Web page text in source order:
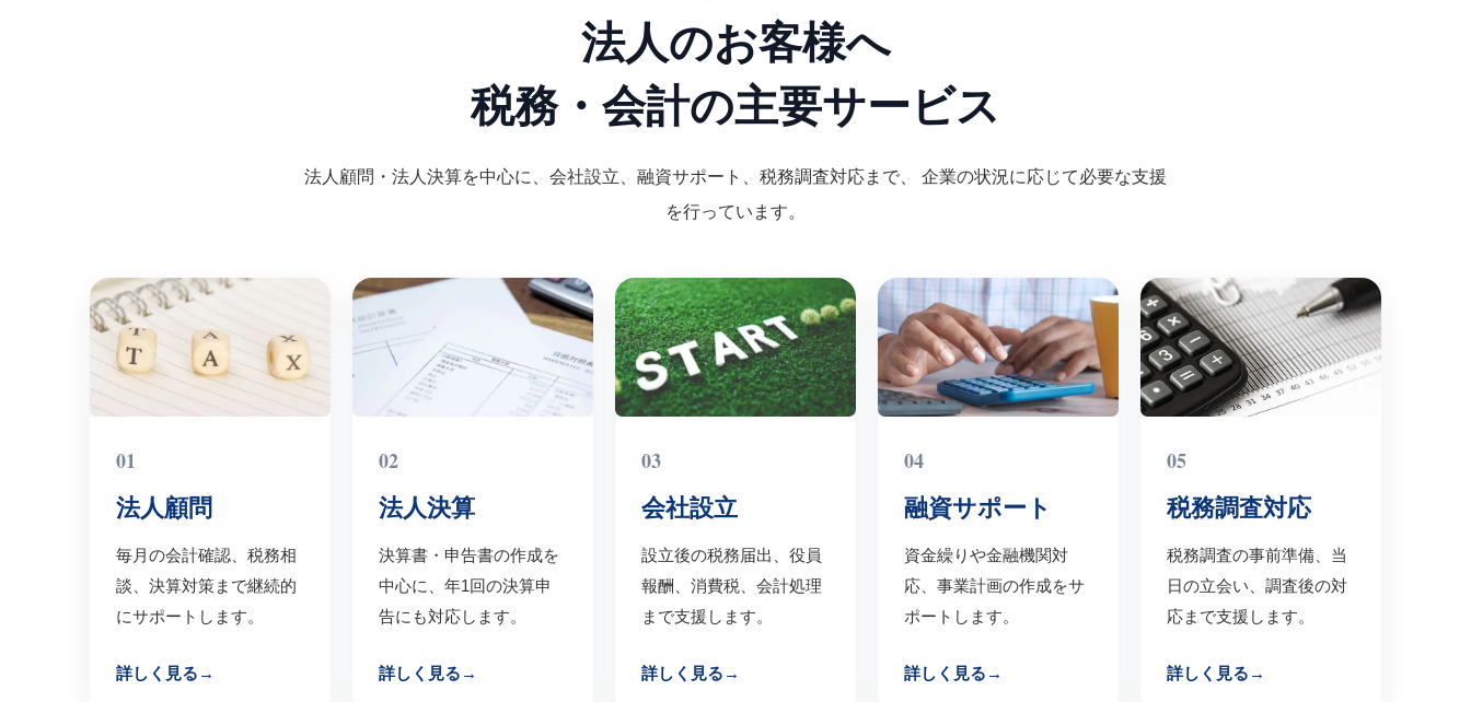
法人のお客様へ
税務・会計の主要サービス
法人顧問・法人決算を中心に、会社設立、融資サポート、税務調査対応まで、 企業の状況に応じて必要な支援
を行っています。
01
法人顧問
毎月の会計確認、税務相
談、決算対策まで継続的
にサポートします。
詳しく見る
02
法人決算
決算書・申告書の作成を
中心に、年1回の決算申
告にも対応します。
詳しく見る
03
会社設立
設立後の税務届出、役員
報酬、消費税、会計処理
まで支援します。
詳しく見る
04
融資サポート
資金繰りや金融機関対
応、事業計画の作成をサ
ポートします。
詳しく見る
05
税務調査対応
税務調査の事前準備、当
日の立会い、調査後の対
応まで支援します。
詳しく見る